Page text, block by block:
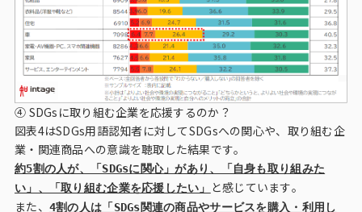
④ SDGsに取り組む企業を応援するのか？
図表4はSDGs用語認知者に対してSDGsへの関心や、取り組む企
業・関連商品への意識を聴取した結果です。
約5割の人が、「SDGsに関心」があり、「自身も取り組みた
い」、「取り組む企業を応援したい」
と感じています。
また、 4割の人は「SDGs関連の商品やサービスを購入・利用し